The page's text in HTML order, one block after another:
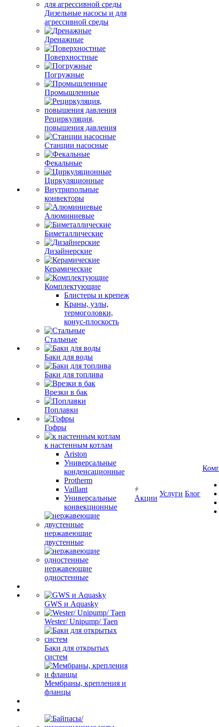
Дизельные насосы и для
агрессивной среды
Дренажные
Поверхностные
Погружные
Промышленные
Рециркуляция,
повышения давления
Станции насосные
Фекальные
Циркуляционные
Внутрипольные
конвекторы
Алюминиевые
Биметаллические
Дизайнерские
Керамические
Комплектующие
Блистеры и крепеж
Краны, узлы,
термоголовки,
конус-плоскость
Стальные
Баки для воды
Баки для топлива
Врезки в бак
Поплавки
Гофры
к настенным котлам
Ariston
Универсальные
конденсационные
Protherm
Vaillant
Универсальные
конвекционные
нержавеющие
двустенные
нержавеющие
одностенные
GWS и Aquasky
Wester/ Unipump/ Taen
Баки для открытых
систем
Мембраны, крепления и
фланцы
Акции
Услуги Блог